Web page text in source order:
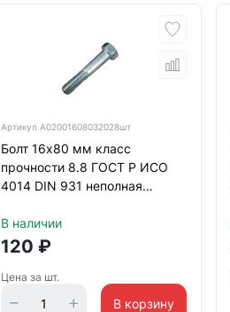
Артикул А02001608032028шт
Болт 16х80 мм класс
прочности 8.8 ГОСТ Р ИСО
4014 DIN 931 неполная
В наличии
120 ₽
Цена за шт.
В корзину